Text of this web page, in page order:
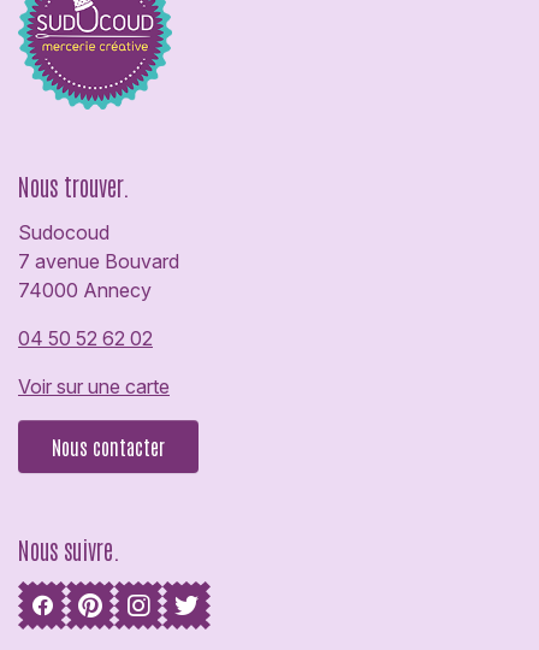
Nous trouver.
Sudocoud
7 avenue Bouvard
74000 Annecy
04 50 52 62 02
Voir sur une carte
Nous contacter
Nous suivre.